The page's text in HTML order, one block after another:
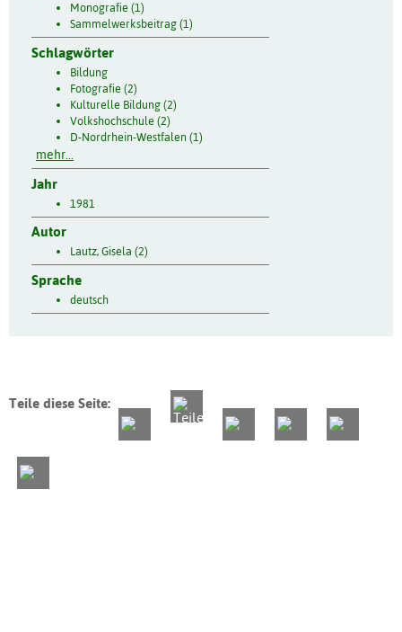
Monografie (1)
Sammelwerksbeitrag (1)
Schlagwörter
Bildung
Fotografie (2)
Kulturelle Bildung (2)
Volkshochschule (2)
D-Nordrhein-Westfalen (1)
mehr...
Jahr
1981
Autor
Lautz, Gisela (2)
Sprache
deutsch
Teile diese Seite: